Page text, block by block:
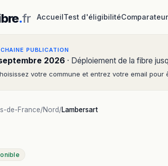
.fr AccueilTest d'éligibilitéComparateur
PUBLICATION
2026 · Déploiement de la fibre
votre commune et entrez votre email pour
de-France/Nord/Lambersart